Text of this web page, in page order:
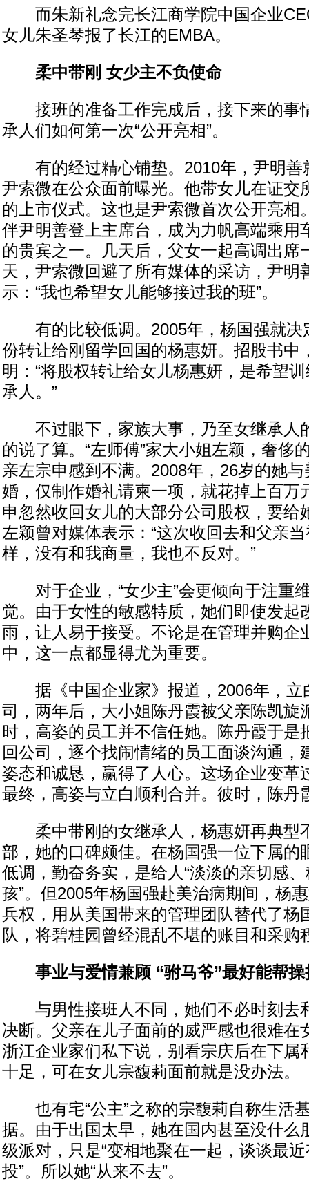
而朱新礼念完长江商学院中国企业
女儿朱圣琴报了长江的EMBA。
柔中带刚 女少主不负使命
接班的准备工作完成后，接下来的事
承人们如何第一次“公开亮相”。
有的经过精心铺垫。2010年，尹明善
尹索微在公众面前曝光。他带女儿在证交
的上市仪式。这也是尹索微首次公开亮相
伴尹明善登上主席台，成为力帆高端乘用
的贵宾之一。几天后，父女一起高调出席
天，尹索微回避了所有媒体的采访，尹明
示：“我也希望女儿能够接过我的班”。
有的比较低调。2005年，杨国强就决
份转让给刚留学回国的杨惠妍。招股书中
明：“将股权转让给女儿杨惠妍，是希望
承人。”
不过眼下，家族大事，乃至女继承人
的说了算。“左师傅”家大小姐左颖，奢侈
亲左宗申感到不满。2008年，26岁的她
婚，仅制作婚礼请柬一项，就花掉上百万
申忽然收回女儿的大部分公司股权，要给
左颖曾对媒体表示：“这次收回去和父亲
样，没有和我商量，我也不反对。”
对于企业，“女少主”会更倾向于注重
觉。由于女性的敏感特质，她们即使发起
雨，让人易于接受。不论是在管理并购企
中，这一点都显得尤为重要。
据《中国企业家》报道，2006年，立
司，两年后，大小姐陈丹霞被父亲陈凯旋
时，高姿的员工并不信任她。陈丹霞于是
回公司，逐个找闹情绪的员工面谈沟通，
姿态和诚恳，赢得了人心。这场企业变革
最终，高姿与立白顺利合并。彼时，陈丹
柔中带刚的女继承人，杨惠妍再典型
部，她的口碑颇佳。在杨国强一位下属的
低调，勤奋务实，是给人“淡淡的亲切感、
孩”。但2005年杨国强赴美治病期间，杨
兵权，用从美国带来的管理团队替代了杨
队，将碧桂园曾经混乱不堪的账目和采购
事业与爱情兼顾 “驸马爷”最好能帮操
与男性接班人不同，她们不必时刻去
决断。父亲在儿子面前的威严感也很难在
浙江企业家们私下说，别看宗庆后在下属
十足，可在女儿宗馥莉面前就是没办法。
也有宅“公主”之称的宗馥莉自称生活
据。由于出国太早，她在国内甚至没什么
级派对，只是“变相地聚在一起，谈谈最
投”。所以她“从来不去”。